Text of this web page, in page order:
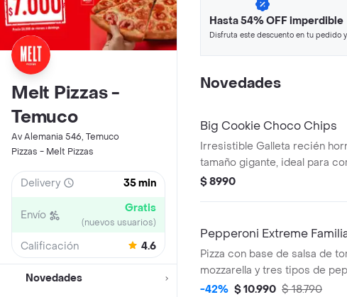
Melt Pizzas -
Temuco
Av Alemania 546, Temuco
Pizzas - Melt Pizzas
Delivery 35 min
Envío Gratis
(nuevos usuarios)
Calificación 4.6
Novedades
Hasta 54% OFF imperdible
Disfruta este descuento en tu pedido
Novedades
Big Cookie Choco Chips
Irresistible Galleta recién
tamaño gigante, ideal para
Con un toque de mantequilla,
$ 8990
Pepperoni Extreme
Pizza con base de salsa de
mozzarella y tres tipos de
original, cubos y cups. incluye
-42% $ 10.990 $ 18.790